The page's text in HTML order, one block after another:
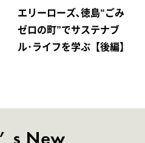
エリーローズ､徳島“ごみ
ゼロの町”でサステナブ
ル･ライフを学ぶ【後編】